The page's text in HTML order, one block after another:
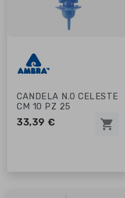
CANDELA N.0 CELESTE
CM 10 PZ 25
33,39 € shopping_cart